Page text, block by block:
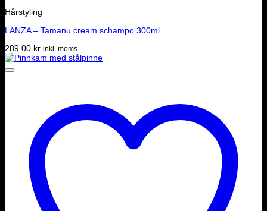
Hårstyling
LANZA – Tamanu cream schampo 300ml
289.00 kr inkl. moms